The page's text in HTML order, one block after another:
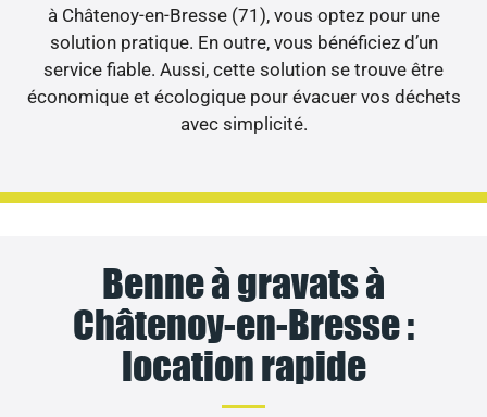
à Châtenoy-en-Bresse (71), vous optez pour une
solution pratique. En outre, vous bénéficiez d’un
service fiable. Aussi, cette solution se trouve être
économique et écologique pour évacuer vos déchets
avec simplicité.
Benne à gravats à
Châtenoy-en-Bresse :
location rapide